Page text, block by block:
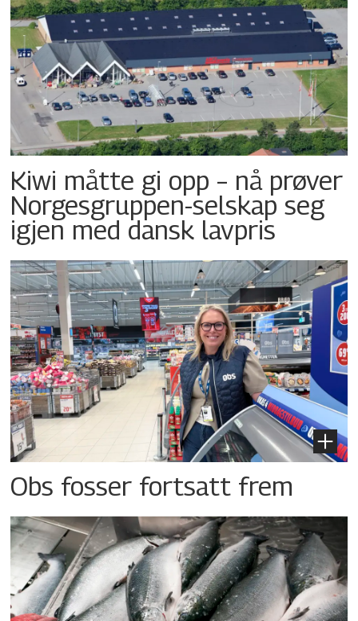
Kiwi måtte gi opp – nå prøver
Norgesgruppen-selskap seg
igjen med dansk lavpris
Obs fosser fortsatt frem